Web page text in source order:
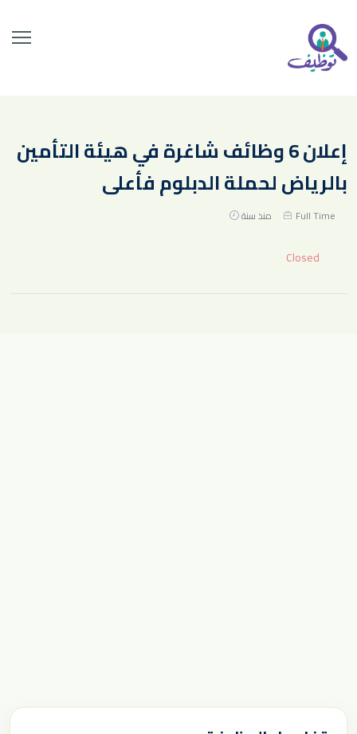
إعلان 6 وظائف شاغرة في هيئة التأمين
بالرياض لحملة الدبلوم فأعلى
Full Time منذ سنة
Closed